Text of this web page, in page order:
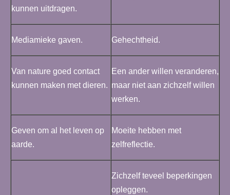
kunnen uitdragen.
Mediamieke gaven. Gehechtheid.
Van nature goed contact
kunnen maken met dieren.
Een ander willen veranderen,
maar niet aan zichzelf willen
werken.
Geven om al het leven op
aarde.
Moeite hebben met
zelfreflectie.
Zichzelf teveel beperkingen
opleggen.